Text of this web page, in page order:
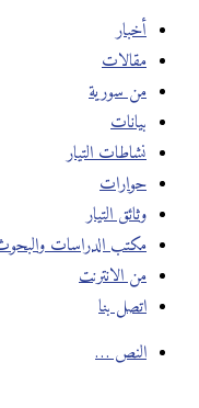
أخبار
مقالات
من سورية
بيانات
نشاطات التيار
حوارات
وثائق التيار
مكتب الدراسات والبحوث
من الانترنت
اتصل بنا
النص …